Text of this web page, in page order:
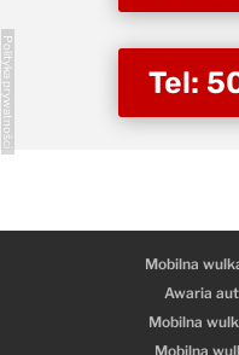
Tel:
Mobilna
Awaria
Mobilna
Mobilna
Polityka prywatności